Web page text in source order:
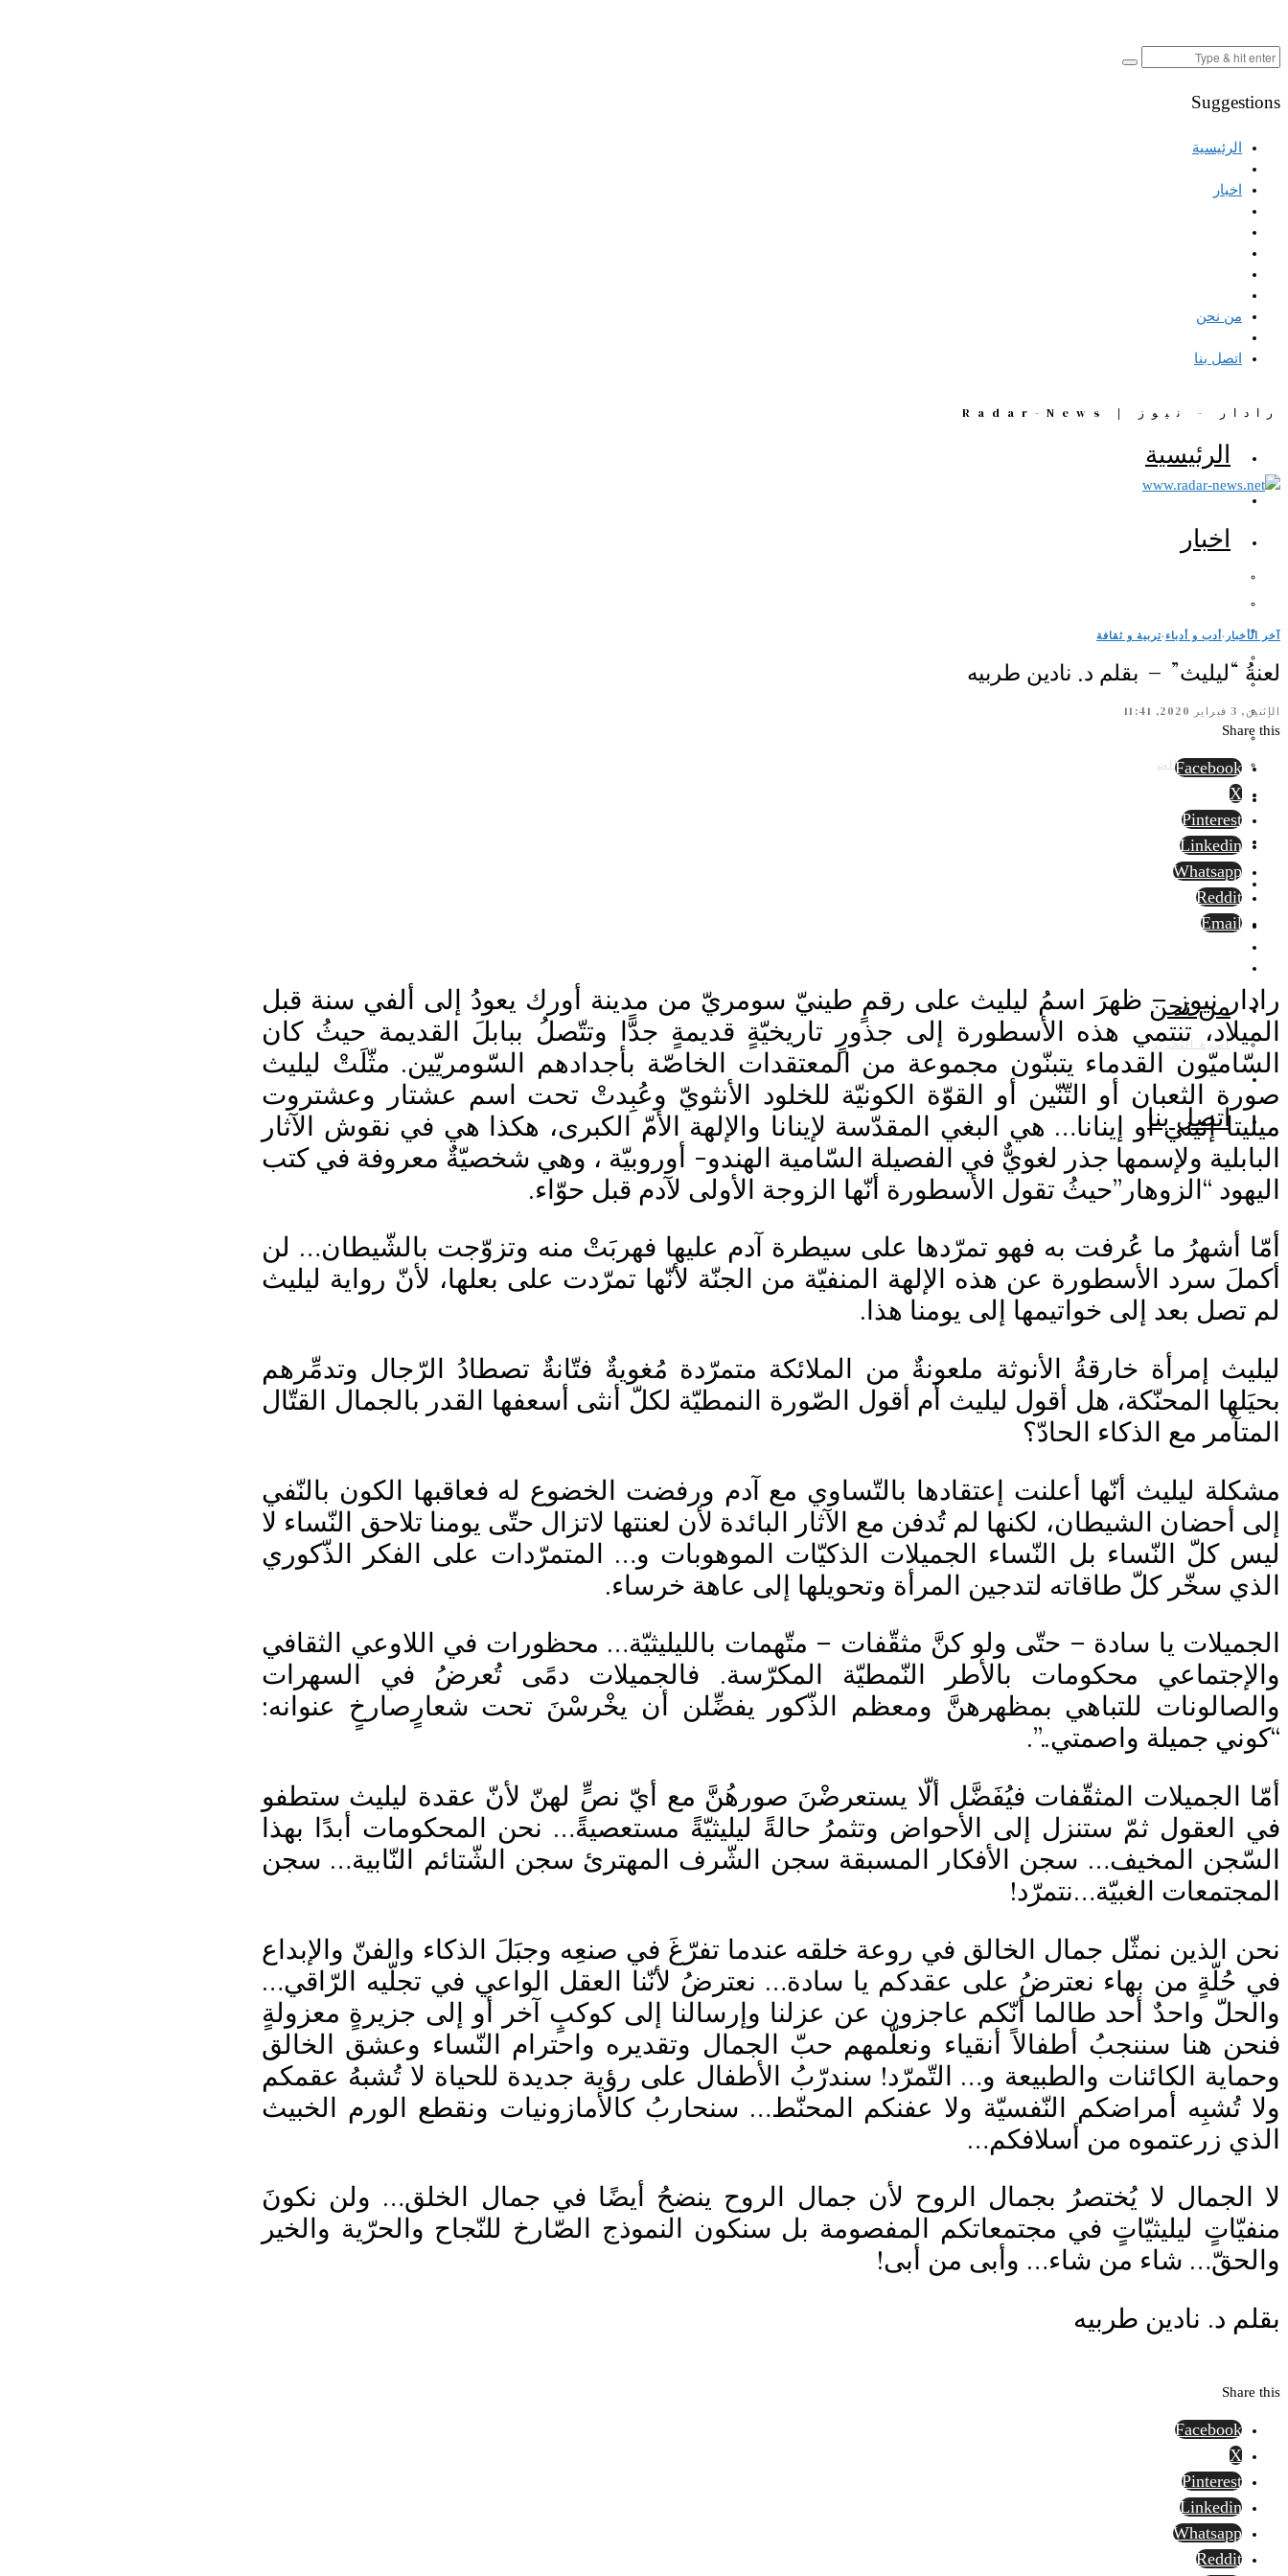
Suggestions
الرئيسية
اخبار
من نحن
اتصل بنا
رادار - نيوز | Radar-News
الرئيسية
اخبار
الرأي الثالث
من نحن
أسرة التحرير
اتصل بنا
آخر الأخبار ·أدب و أدباء·تربية و ثقافة
لعنةُ “ليليث” – بقلم د. نادين طربيه
الإثنين, 3 فبراير 2020, 11:41
Share this
Facebook
X
Pinterest
Linkedin
Whatsapp
Reddit
Email
رادار نيوز – ظهرَ اسمُ ليليث على رقمٍ طينيّ سومريّ من مدينة أورك يعودُ إلى ألفي سنة قبل
الميلاد، تنتمي هذه الأسطورة إلى جذورٍ تاريخيّةٍ قديمةٍ جدًّا وتتّصلُ ببابلَ القديمة حيثُ كان
السّاميّون القدماء يتبنّون مجموعة من المعتقدات الخاصّة بأجدادهم السّومريّين. مثّلَتْ ليليث
صورة الثعبان أو التّنّين أو القوّة الكونيّة للخلود الأنثويّ وعُبِدتْ تحت اسم عشتار وعشتروت
ميليتا إنيني او إينانا… هي البغي المقدّسة لإينانا والإلهة الأمّ الكبرى، هكذا هي في نقوش الآثار
البابلية ولإسمها جذر لغويٌّ في الفصيلة السّامية الهندو- أوروبيّة ، وهي شخصيّةٌ معروفة في كتب
اليهود “الزوهار”حيثُ تقول الأسطورة أنّها الزوجة الأولى لآدم قبل حوّاء.
أمّا أشهرُ ما عُرفت به فهو تمرّدها على سيطرة آدم عليها فهربَتْ منه وتزوّجت بالشّيطان… لن
أكملَ سرد الأسطورة عن هذه الإلهة المنفيّة من الجنّة لأنّها تمرّدت على بعلها، لأنّ رواية ليليث
لم تصل بعد إلى خواتيمها إلى يومنا هذا.
ليليث إمرأة خارقةُ الأنوثة ملعونةٌ من الملائكة متمرّدة مُغويةٌ فتّانةٌ تصطادُ الرّجال وتدمِّرهم
بحيَلها المحنّكة، هل أقول ليليث أم أقول الصّورة النمطيّة لكلّ أنثى أسعفها القدر بالجمال القتّال
المتآمر مع الذكاء الحادّ؟
مشكلة ليليث أنّها أعلنت إعتقادها بالتّساوي مع آدم ورفضت الخضوع له فعاقبها الكون بالنّفي
إلى أحضان الشيطان، لكنها لم تُدفن مع الآثار البائدة لأن لعنتها لاتزال حتّى يومنا تلاحق النّساء لا
ليس كلّ النّساء بل النّساء الجميلات الذكيّات الموهوبات و… المتمرّدات على الفكر الذّكوري
الذي سخّر كلّ طاقاته لتدجين المرأة وتحويلها إلى عاهة خرساء.
الجميلات يا سادة – حتّى ولو كنَّ مثقّفات – متّهمات بالليليثيّة… محظورات في اللاوعي الثقافي
والإجتماعي محكومات بالأطر النّمطيّة المكرّسة. فالجميلات دمًى تُعرضُ في السهرات
والصالونات للتباهي بمظهرهنَّ ومعظم الذّكور يفضِّلن أن يخْرسْنَ تحت شعارٍصارخٍ عنوانه:
“كوني جميلة واصمتي..”.
أمّا الجميلات المثقّفات فيُفَضَّل ألّا يستعرضْنَ صورهُنَّ مع أيّ نصٍّ لهنّ لأنّ عقدة ليليث ستطفو
في العقول ثمّ ستنزل إلى الأحواض وتثمرُ حالةً ليليثيّةً مستعصيةً… نحن المحكومات أبدًا بهذا
السّجن المخيف… سجن الأفكار المسبقة سجن الشّرف المهترئ سجن الشّتائم النّابية… سجن
المجتمعات الغبيّة…نتمرّد!
نحن الذين نمثّل جمال الخالق في روعة خلقه عندما تفرّغَ في صنعِه وجبَلَ الذكاء والفنّ والإبداع
في حُلّةٍ من بهاء نعترضُ على عقدكم يا سادة… نعترضُ لأنّنا العقل الواعي في تجلّيه الرّاقي…
والحلّ واحدٌ أحد طالما أنّكم عاجزون عن عزلنا وإرسالنا إلى كوكبٍ آخر أو إلى جزيرةٍ معزولةٍ
فنحن هنا سننجبُ أطفالاً أنقياء ونعلّمهم حبّ الجمال وتقديره واحترام النّساء وعشق الخالق
وحماية الكائنات والطبيعة و… التّمرّد! سندرّبُ الأطفال على رؤية جديدة للحياة لا تُشبهُ عقمكم
ولا تُشبِه أمراضكم النّفسيّة ولا عفنكم المحنّط… سنحاربُ كالأمازونيات ونقطع الورم الخبيث
الذي زرعتموه من أسلافكم…
لا الجمال لا يُختصرُ بجمال الروح لأن جمال الروح ينضحُ أيضًا في جمال الخلق… ولن نكونَ
منفيّاتٍ ليليثيّاتٍ في مجتمعاتكم المفصومة بل سنكون النموذج الصّارخ للنّجاح والحرّية والخير
والحقّ… شاء من شاء… وأبى من أبى!
بقلم د. نادين طربيه
Share this
Facebook
X
Pinterest
Linkedin
Whatsapp
Reddit